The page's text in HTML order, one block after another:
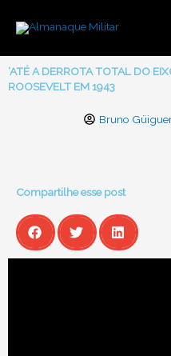
para
‘ATÉ A DERROTA TOTAL DO
ROOSEVELT EM 1943
Bruno
Compartilhe esse post